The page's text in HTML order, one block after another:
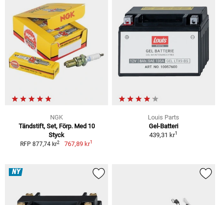
NGK
Tändstift, Set, Förp. Med 10
Styck
RFP 877,74 kr2 767,89 kr1
Louis Parts
Gel-Batteri
439,31 kr1
NY